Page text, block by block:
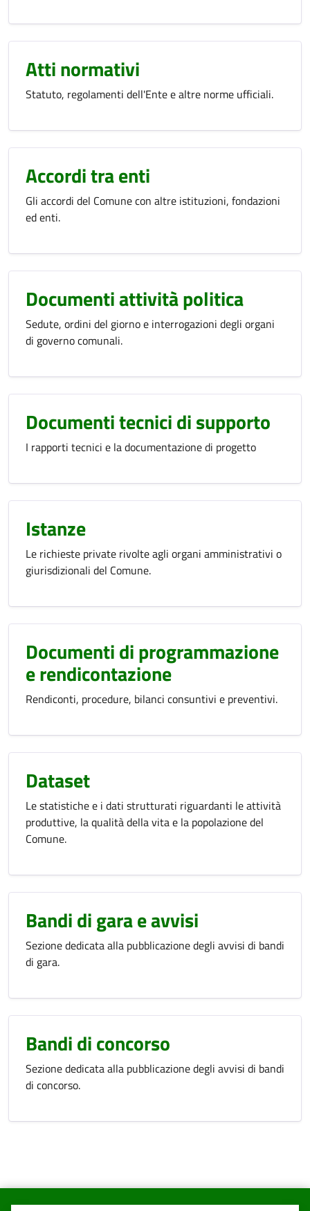
Atti normativi
Statuto, regolamenti dell'Ente e altre norme ufficiali.
Accordi tra enti
Gli accordi del Comune con altre istituzioni, fondazioni
ed enti.
Documenti attività politica
Sedute, ordini del giorno e interrogazioni degli organi
di governo comunali.
Documenti tecnici di supporto
I rapporti tecnici e la documentazione di progetto
Istanze
Le richieste private rivolte agli organi amministrativi o
giurisdizionali del Comune.
Documenti di programmazione
e rendicontazione
Rendiconti, procedure, bilanci consuntivi e preventivi.
Dataset
Le statistiche e i dati strutturati riguardanti le attività
produttive, la qualità della vita e la popolazione del
Comune.
Bandi di gara e avvisi
Sezione dedicata alla pubblicazione degli avvisi di bandi
di gara.
Bandi di concorso
Sezione dedicata alla pubblicazione degli avvisi di bandi
di concorso.